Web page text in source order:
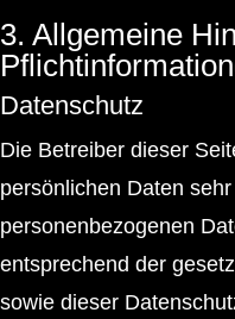
3. Allgemeine
Datenschutz
Die Betreiber dieser
persönlichen Daten
personenbezogenen
entsprechend der
sowie dieser